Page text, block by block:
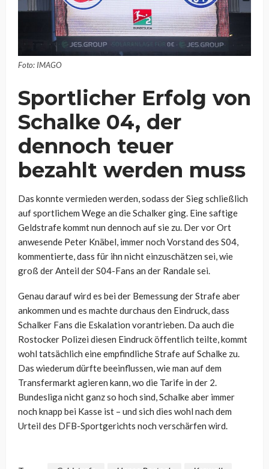
Foto: IMAGO
Sportlicher Erfolg von
Schalke 04, der
dennoch teuer
bezahlt werden muss
Das konnte vermieden werden, sodass der Sieg schließlich
auf sportlichem Wege an die Schalker ging. Eine saftige
Geldstrafe kommt nun dennoch auf sie zu. Der vor Ort
anwesende Peter Knäbel, immer noch Vorstand des S04,
kommentierte, dass für ihn nicht einzuschätzen sei, wie
groß der Anteil der S04-Fans an der Randale sei.
Genau darauf wird es bei der Bemessung der Strafe aber
ankommen und es machte durchaus den Eindruck, dass
Schalker Fans die Eskalation vorantrieben. Da auch die
Rostocker Polizei diesen Eindruck öffentlich teilte, kommt
wohl tatsächlich eine empfindliche Strafe auf Schalke zu.
Das wiederum dürfte beeinflussen, wie man auf dem
Transfermarkt agieren kann, wo die Tarife in der 2.
Bundesliga nicht ganz so hoch sind, Schalke aber immer
noch knapp bei Kasse ist – und sich dies wohl nach dem
Urteil des DFB-Sportgerichts noch verschärfen wird.